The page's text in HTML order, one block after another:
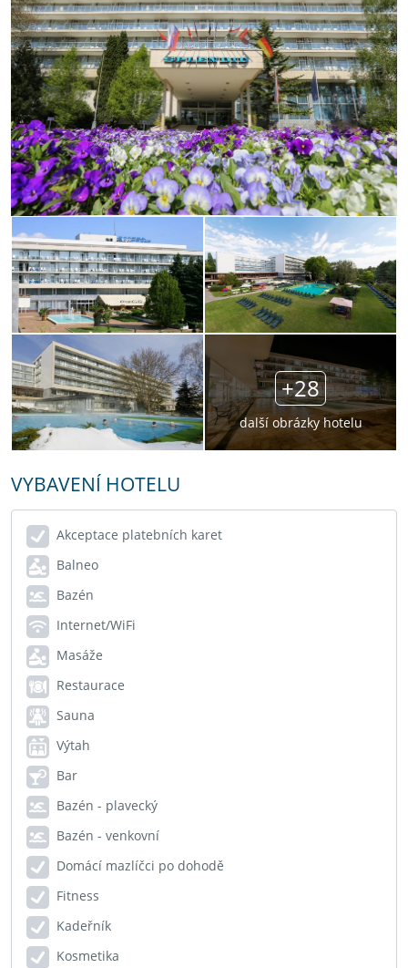
+28
další obrázky hotelu
VYBAVENÍ HOTELU
Akceptace platebních karet
Balneo
Bazén
Internet/WiFi
Masáže
Restaurace
Sauna
Výtah
Bar
Bazén - plavecký
Bazén - venkovní
Domácí mazlíčci po dohodě
Fitness
Kadeřník
Kosmetika